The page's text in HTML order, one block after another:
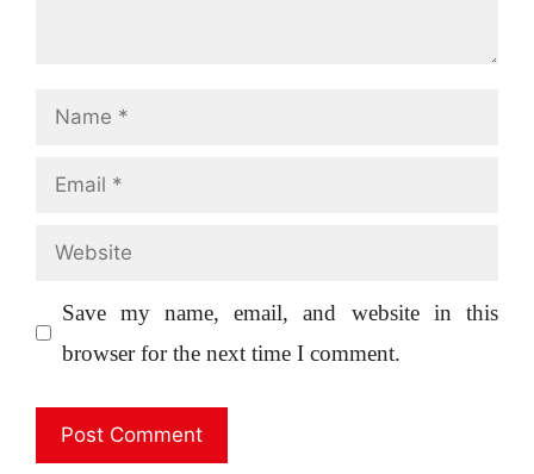
Name
Email
Website
Save my name, email, and website in this
browser for the next time I comment.